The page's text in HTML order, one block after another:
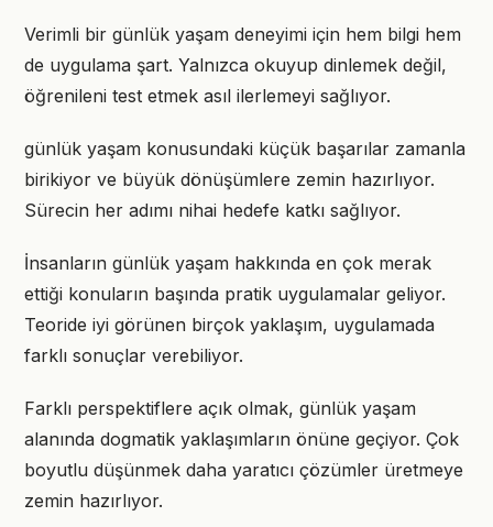
Verimli bir günlük yaşam deneyimi için hem bilgi hem
de uygulama şart. Yalnızca okuyup dinlemek değil,
öğrenileni test etmek asıl ilerlemeyi sağlıyor.
günlük yaşam konusundaki küçük başarılar zamanla
birikiyor ve büyük dönüşümlere zemin hazırlıyor.
Sürecin her adımı nihai hedefe katkı sağlıyor.
İnsanların günlük yaşam hakkında en çok merak
ettiği konuların başında pratik uygulamalar geliyor.
Teoride iyi görünen birçok yaklaşım, uygulamada
farklı sonuçlar verebiliyor.
Farklı perspektiflere açık olmak, günlük yaşam
alanında dogmatik yaklaşımların önüne geçiyor. Çok
boyutlu düşünmek daha yaratıcı çözümler üretmeye
zemin hazırlıyor.